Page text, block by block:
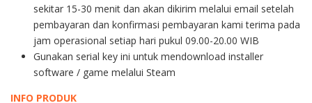
sekitar 15-30 menit dan akan dikirim melalui email setelah
pembayaran dan konfirmasi pembayaran kami terima pada
jam operasional setiap hari pukul 09.00-20.00 WIB
Gunakan serial key ini untuk mendownload installer
software / game melalui Steam
INFO PRODUK